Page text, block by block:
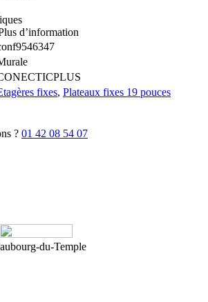
d’information
fixes, Plateaux fixes 19 pouces
? 01 42 08 54 07
du-Temple